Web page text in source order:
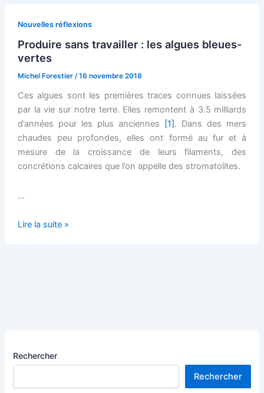
Nouvelles réflexions
Produire sans travailler : les algues bleues-
vertes
Michel Forestier /16 novembre 2018
Ces algues sont les premières traces connues laissées
par la vie sur notre terre. Elles remontent à 3.5 milliards
d’années pour les plus anciennes
[1]. Dans des mers
chaudes peu profondes, elles ont formé au fur et à
mesure de la croissance de leurs filaments, des
concrétions calcaires que l’on appelle des stromatolites.
…
Produire
Lire la suite »
Rechercher
Rechercher